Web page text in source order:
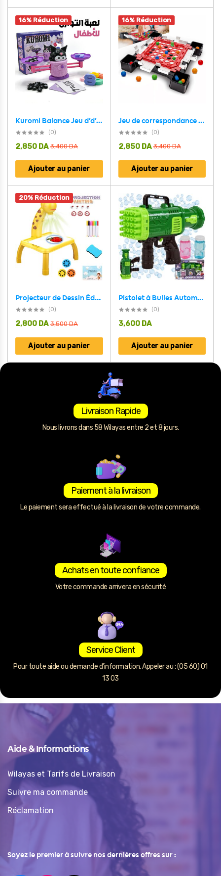
16% Réduction
Kuromi Balance Jeu d’d’apprentissage et mathématiques sympa – لعبة تعليمية للأطفال
(0)
3,400DA
2,850 DA
Ajouter au panier
16% Réduction
Jeu de correspondance de perles colorées – لعبة الكرات الملونة
(0)
3,400DA
2,850 DA
Ajouter au panier
20% Réduction
Projecteur de Dessin Éducatif pour Enfants Giraffe – بروجيكتور رسم تعليمي للأطفال
(0)
3,500DA
2,800 DA
Ajouter au panier
Pistolet à Bulles Automatique pour Enfants – مسدس الفقاعات الأوتوماتيكي للأطفال
(0)
3,600 DA
Ajouter au panier
Livraison Rapide
Nous livrons dans 58 Wilayas entre 2 et 8 jours.
Paiement à la livraison
Le paiement sera effectué à la livraison de votre commande.
Achats en toute confiance
Votre commande arrivera en sécurité
Service Client
Pour toute aide ou demande d’information. Appeler au : (05 60) 01
13 03
Aide & Informations
Wilayas et Tarifs de Livraison
Suivre ma commande
Réclamation
Soyez le premier à suivre nos dernières offres sur :